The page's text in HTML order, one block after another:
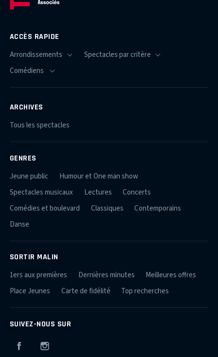
ACCÈS RAPIDE
ARCHIVES
Tous les spectacles
GENRES
Jeune public
Humour et One man show
Spectacles musicaux
Lectures
Concerts
Comédies et boulevard
Classiques
Contemporains
Danse
SORTIR MALIN
1ers aux premières Dernières minutes
Meilleures offres
Place Jeunes
Carte de fidélité Top recherches
SUIVEZ-NOUS SUR
Facebook